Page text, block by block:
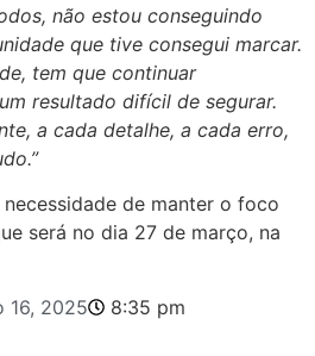
não estou conseguindo
que tive consegui marcar.
tem que continuar
resultado difícil de segurar.
a cada detalhe, a cada erro,
de manter o foco
será no dia 27 de março, na
16, 2025
8:35 pm